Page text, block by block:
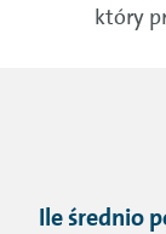
który
Ile średnio